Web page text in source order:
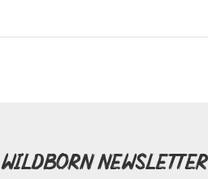
Wildborn Newsletter